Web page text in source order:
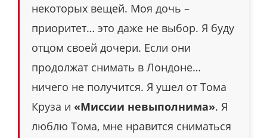
некоторых вещей. Моя дочь –
приоритет… это даже не выбор. Я буду
отцом своей дочери. Если они
продолжат снимать в Лондоне…
ничего не получится. Я ушел от Тома
Круза и «Миссии невыполнима». Я
люблю Тома, мне нравится сниматься